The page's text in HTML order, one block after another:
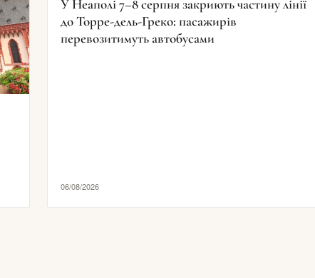
У Неаполі 7–8 серпня закриють частину лінії
до Торре-дель-Греко: пасажирів
перевозитимуть автобусами
06/08/2026